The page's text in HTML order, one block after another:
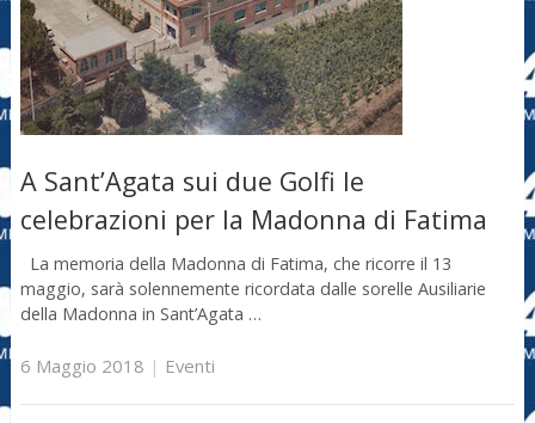
A Sant’Agata sui due Golfi le
celebrazioni per la Madonna di Fatima
La memoria della Madonna di Fatima, che ricorre il 13
maggio, sarà solennemente ricordata dalle sorelle Ausiliarie
della Madonna in Sant’Agata …
6 Maggio 2018 | Eventi